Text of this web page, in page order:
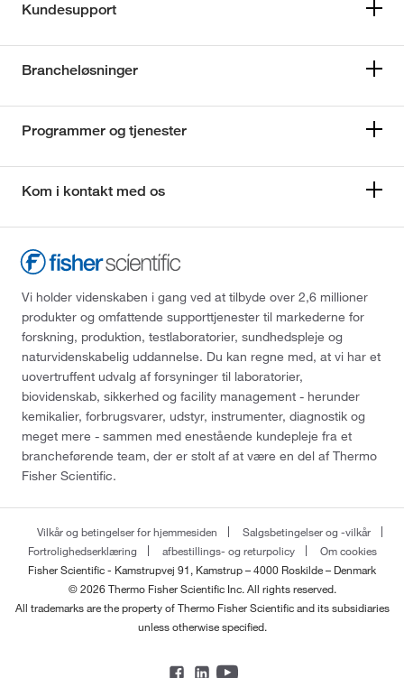
Kundesupport
Brancheløsninger
Programmer og tjenester
Kom i kontakt med os
Vi holder videnskaben i gang ved at tilbyde over 2,6 millioner
produkter og omfattende supporttjenester til markederne for
forskning, produktion, testlaboratorier, sundhedspleje og
naturvidenskabelig uddannelse. Du kan regne med, at vi har et
uovertruffent udvalg af forsyninger til laboratorier,
biovidenskab, sikkerhed og facility management - herunder
kemikalier, forbrugsvarer, udstyr, instrumenter, diagnostik og
meget mere - sammen med enestående kundepleje fra et
brancheførende team, der er stolt af at være en del af Thermo
Fisher Scientific.
Vilkår og betingelser for hjemmesiden
Salgsbetingelser og -vilkår
Fortrolighedserklæring
afbestillings- og returpolicy
Om cookies
Fisher Scientific - Kamstrupvej 91, Kamstrup – 4000 Roskilde – Denmark
© 2026 Thermo Fisher Scientific Inc. All rights reserved.
All trademarks are the property of Thermo Fisher Scientific and its subsidiaries
unless otherwise specified.